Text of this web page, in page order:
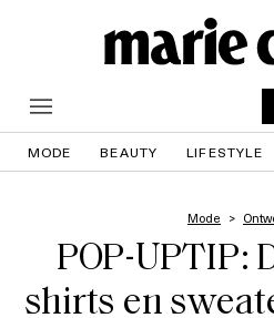
MODE BEAUTY LIFESTYLE
Mode
POP-UPTIP:
shirts en